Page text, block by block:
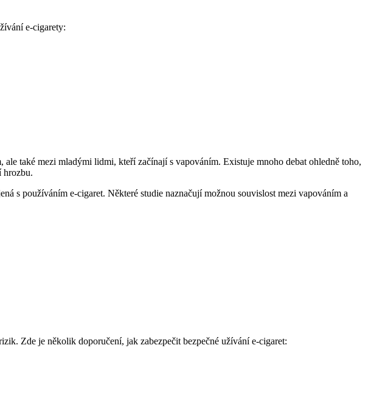
e-cigarety:
také mezi mladými lidmi, kteří začínají s vapováním. Existuje mnoho debat ohledně toho,
hrozbu.
s používáním e-cigaret. Některé studie naznačují možnou souvislost mezi vapováním a
Zde je několik doporučení, jak zabezpečit bezpečné užívání e-cigaret: